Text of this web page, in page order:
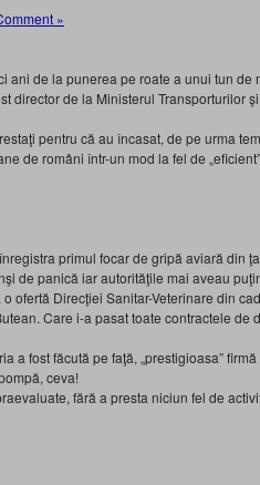
»
ani de la punerea pe roate a unui tun
director de la Ministerul Transporturilor
pentru că au încasat, de pe urma
de români într-un mod la fel de
primul focar de gripă aviară din
de panică iar autorităţile mai aveau
ofertă Direcţiei Sanitar-Veterinare din
Care i-a pasat toate contractele de
a fost făcută pe faţă, „prestigioasa”
ceva!
fără a presta niciun fel de